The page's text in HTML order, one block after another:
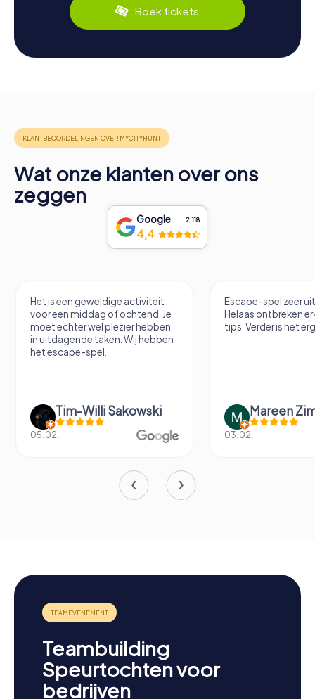
Boek tickets
Wat onze klanten over ons
zeggen
Google 2.118
4,4
Het is een geweldige activiteit
voor een middag of ochtend. Je
moet echter wel plezier hebben
in uitdagende taken. Wij hebben
het escape-spel...
Tim-Willi Sakowski
05.02.
Escape-spel zeer
Helaas ontbreken er
tips. Verder is het
Mareen
03.02.
Teambuilding
Speurtochten voor
bedrijven